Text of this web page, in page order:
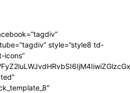
style=”style8 td-
icons”